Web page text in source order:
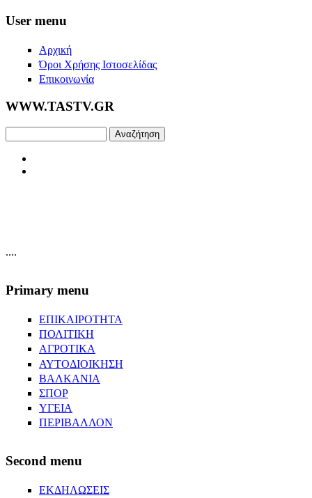
Skip to main content
User menu
Αρχική
Όροι Χρήσης Ιστοσελίδας
Επικοινωνία
WWW.TASTV.GR
....
Primary menu
ΕΠΙΚΑΙΡΟΤΗΤΑ
ΠΟΛΙΤΙΚΗ
ΑΓΡΟΤΙΚΑ
ΑΥΤΟΔΙΟΙΚΗΣΗ
ΒΑΛΚΑΝΙΑ
ΣΠΟΡ
ΥΓΕΙΑ
ΠΕΡΙΒΑΛΛΟΝ
Second menu
ΕΚΔΗΛΩΣΕΙΣ